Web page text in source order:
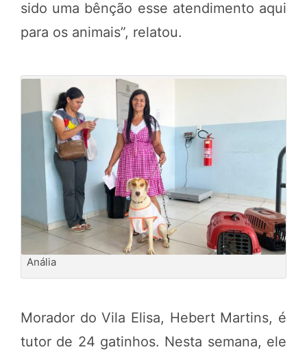
sido uma bênção esse atendimento aqui
para os animais”, relatou.
Anália
Morador do Vila Elisa, Hebert Martins, é
tutor de 24 gatinhos. Nesta semana, ele